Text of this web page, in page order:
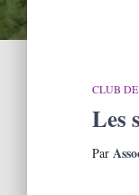
CLUB
Les
Par